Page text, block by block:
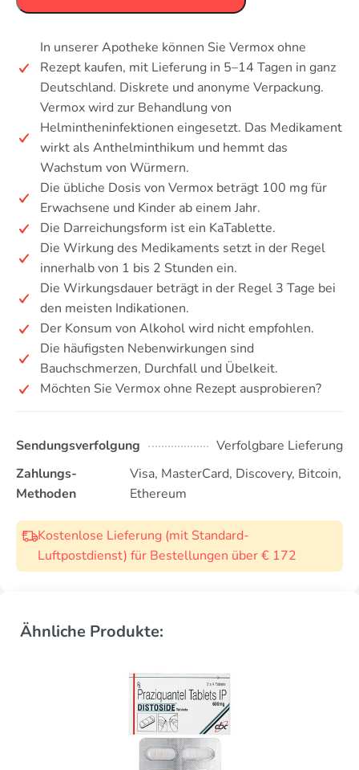
In unserer Apotheke können Sie Vermox ohne
Rezept kaufen, mit Lieferung in 5–14 Tagen in ganz
Deutschland. Diskrete und anonyme Verpackung.
Vermox wird zur Behandlung von
Helmintheninfektionen eingesetzt. Das Medikament
wirkt als Anthelminthikum und hemmt das
Wachstum von Würmern.
Die übliche Dosis von Vermox beträgt 100 mg für
Erwachsene und Kinder ab einem Jahr.
Die Darreichungsform ist ein KaTablette.
Die Wirkung des Medikaments setzt in der Regel
innerhalb von 1 bis 2 Stunden ein.
Die Wirkungsdauer beträgt in der Regel 3 Tage bei
den meisten Indikationen.
Der Konsum von Alkohol wird nicht empfohlen.
Die häufigsten Nebenwirkungen sind
Bauchschmerzen, Durchfall und Übelkeit.
Möchten Sie Vermox ohne Rezept ausprobieren?
Sendungsverfolgung
Verfolgbare Lieferung
Zahlungs-
Methoden
Visa, MasterCard, Discovery, Bitcoin,
Ethereum
Kostenlose Lieferung (mit Standard-
Luftpostdienst) für Bestellungen über € 172
Ähnliche Produkte: